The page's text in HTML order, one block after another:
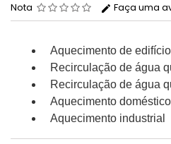
Nota Faça uma
Aquecimento de
Recirculação de água
Recirculação de água
Aquecimento doméstico
Aquecimento industrial